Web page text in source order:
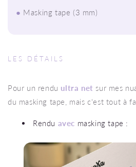
● Masking tape (3 mm)
LES DÉTAILS
Pour un rendu ultra net sur mes
du masking tape, mais c'est tout à
Rendu avec masking tape :